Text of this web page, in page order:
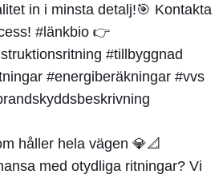
in i minsta detalj!🎯 Kontakta
#länkbio 👉
#tillbyggnad
#energiberäkningar #vvs